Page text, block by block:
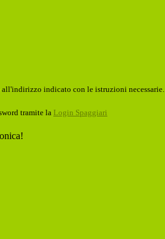
all'indirizzo indicato con le istruzioni necessarie.
tramite la Login Spaggiari